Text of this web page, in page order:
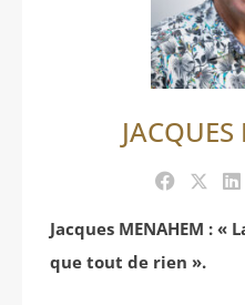
Jacques MENAHEM :
que tout de rien ».